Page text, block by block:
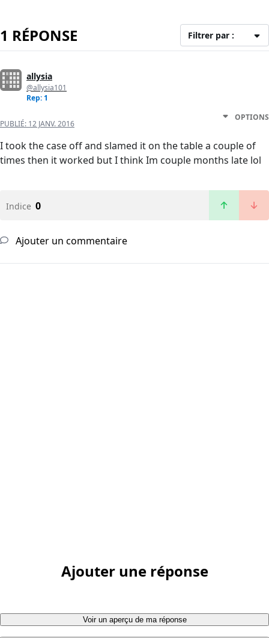
1 RÉPONSE Filtrer par :
allysia
@allysia101
Rep: 1
PUBLIÉ: 12 JANV. 2016
OPTIONS
I took the case off and slamed it on the table a couple of
times then it worked but I think Im couple months late lol
Indice 0
Ajouter un commentaire
Ajouter une réponse
Voir un aperçu de ma réponse